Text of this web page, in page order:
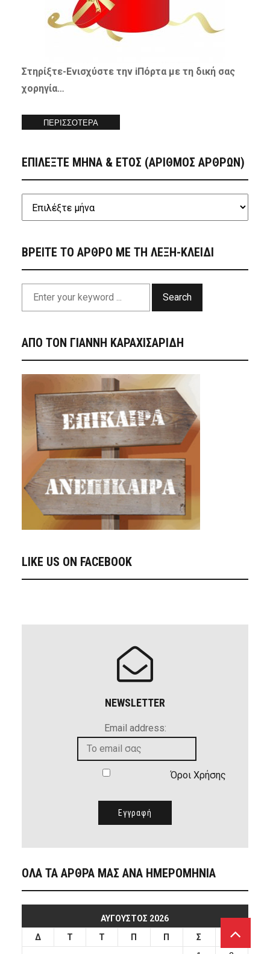
Στηρίξτε-Ενισχύστετην iΠόρτα με τη δική σας
χορηγία…
ΠΕΡΙΣΣΟΤΕΡΑ
ΕΠΙΛΕΞΤΕ ΜΗΝΑ & ΕΤΟΣ (ΑΡΙΘΜΟΣ ΑΡΘΡΩΝ)
ΒΡΕΙΤΕ ΤΟ ΑΡΘΡΟ ΜΕ ΤΗ ΛΕΞΗ-ΚΛΕΙΔΙ
Search
ΑΠΟ ΤΟΝ ΓΙΑΝΝΗ ΚΑΡΑΧΙΣΑΡΙΔΗ
LIKE US ON FACEBOOK
NEWSLETTER
Email address:
Όροι Χρήσης
ΟΛΑ ΤΑ ΑΡΘΡΑ ΜΑΣ ΑΝΑ ΗΜΕΡΟΜΗΝΙΑ
ΑΎΓΟΥΣΤΟΣ 2026
Δ
Τ Τ Π Π Σ
Κ